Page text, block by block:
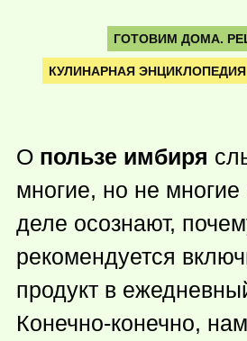
ГОТОВИМ ДОМА.
КУЛИНАРНАЯ ЭНЦИКЛОПЕДИЯ
О пользе имбиря
многие, но не
деле осознают,
рекомендуется
продукт в
Конечно-конечно,